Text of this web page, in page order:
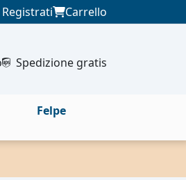
Registrati Carrello
Spedizione gratis
Felpe